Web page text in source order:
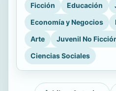
Ficción Educación
Economía y Negocios
Arte
Juvenil No
Ciencias Sociales